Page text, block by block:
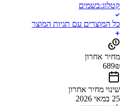
קטלוג:בשמים
כל המוצרים עם תגיות המוצר
מחיר אחרון
689₪
שינוי מחיר אחרון
25 במאי 2026